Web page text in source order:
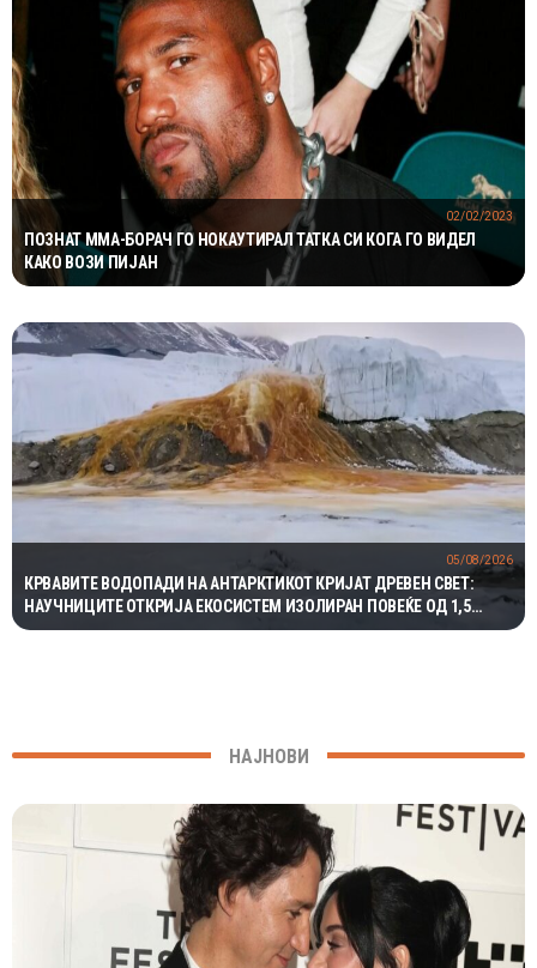
ПОЗНАТ ММА-БОРАЧ ГО НОКАУТИРАЛ ТАТКА СИ КОГА ГО ВИДЕЛ
КАКО ВОЗИ ПИЈАН
02/02/2023
КРВАВИТЕ ВОДОПАДИ НА АНТАРКТИКОТ КРИЈАТ ДРЕВЕН СВЕТ:
НАУЧНИЦИТЕ ОТКРИЈА ЕКОСИСТЕМ ИЗОЛИРАН ПОВЕЌЕ ОД 1,5
МИЛИОНИ ГОДИНИ
05/08/2026
НАЈНОВИ